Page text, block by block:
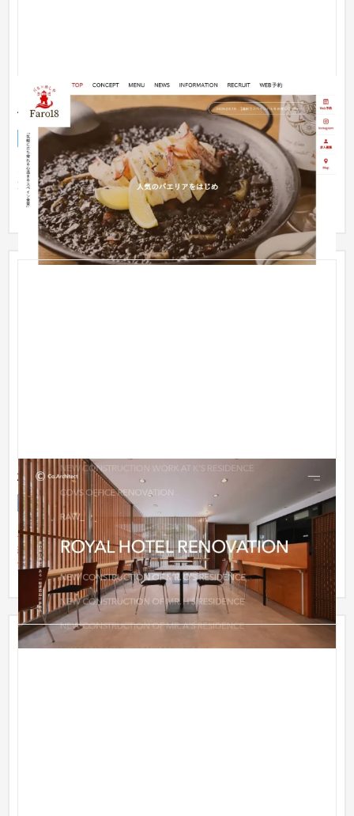
【制作事例】大田区スペイン料理店のホームページ制
作｜LLMO・AIO・SEO・MEOで検索上位達成
企業サイト 飲食店・レストラン 〜30万円
大田区のスペイン料理店「Faro18」様は、開業よりLLMO対
策・SEO・MEO・AIO対応の月額支援をご利用。グルメサイト
に依存しない集...
株式会社シーオーアーキテクト
企業サイト 建設・工務店・住宅・リフォーム 101〜150万円
新規開発が多い地域において高品質な建築を生み出し続ける一
級建築士事務所のWEBサイトの制作。必要以上の装飾は省き、
施工実績...